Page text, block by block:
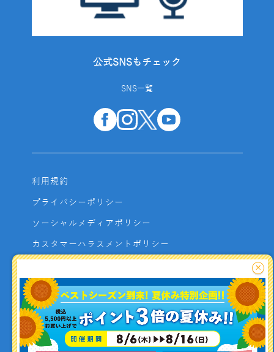
公式SNSもチェック
SNS一覧
利用規約
プライバシーポリシー
ソーシャルメディアポリシー
カスタマーハラスメントポリシー
よくあるご質問
お問い合わせ
利用者資金の保全方法
×